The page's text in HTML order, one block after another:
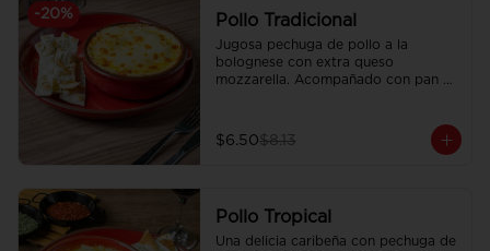
-20% Pollo Tradicional
Jugosa pechuga de pollo a la
bolognese con extra queso
mozzarella. Acompañado con pan
$6.50$8.13
Pollo Tropical
Una delicia caribeña con pechuga de